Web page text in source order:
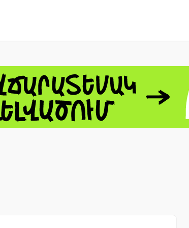
-0.12
+0.11
+0.04